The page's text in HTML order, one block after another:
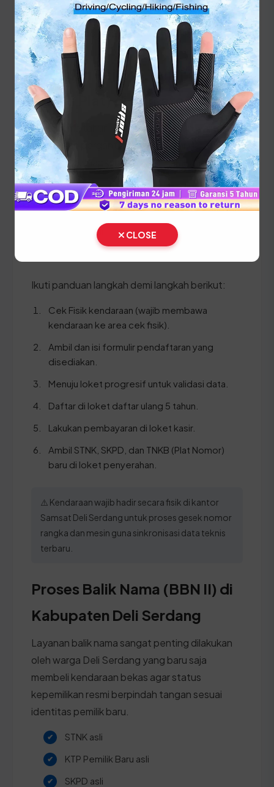
karena petugas Drive Thru di Deli Serdang tidak
akan memproses pengesahan jika hanya
membawa dokumen dalam bentuk fotokopi.
Panduan Pajak 5 Tahunan
(Ganti Plat) di Sumatera Utara
Setiap lima tahun, pemilik kendaraan wajib
melakukan pergantian pelat nomor dan cek fisik
kendaraan. Siapkan dokumen tambahan ini:
STNK asli
KTP asli
SKPD asli
BPKB asli dan fotokopi
Ikuti panduan langkah demi langkah berikut:
Cek Fisik kendaraan (wajib membawa
kendaraan ke area cek fisik).
Ambil dan isi formulir pendaftaran yang
disediakan.
Menuju loket progresif untuk validasi data.
Daftar di loket daftar ulang 5 tahun.
Lakukan pembayaran di loket kasir.
Ambil STNK, SKPD, dan TNKB (Plat Nomor)
baru di loket penyerahan.
⚠️ Kendaraan wajib hadir secara fisik di kantor
Samsat Deli Serdang untuk proses gesek nomor
rangka dan mesin guna sinkronisasi data teknis
terbaru.
Proses Balik Nama (BBN II) di
Kabupaten Deli Serdang
Layanan balik nama sangat penting dilakukan
oleh warga Deli Serdang yang baru saja
membeli kendaraan bekas agar status
kepemilikan resmi berpindah tangan sesuai
identitas pemilik baru.
STNK asli
KTP Pemilik Baru asli
SKPD asli
CLOSE